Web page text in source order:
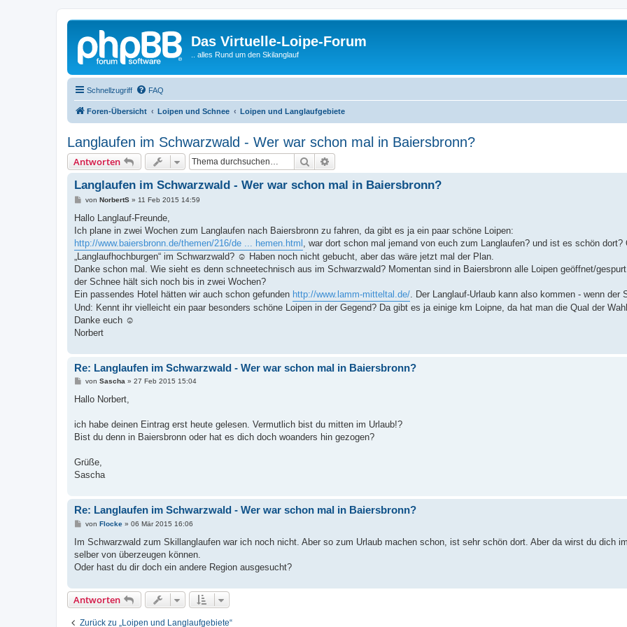
Das Virtuelle-Loipe-Forum
.. alles Rund um den Skilanglauf
Schnellzugriff FAQ
Foren-Übersicht Loipen und Schnee Loipen und Langlaufgebiete
Langlaufen im Schwarzwald - Wer war schon mal in Baiersbronn?
Antworten Suche
Langlaufen im Schwarzwald - Wer war schon mal in Baiersbronn?
B
i
r
a
g
von NorbertS» 11 Feb 2015 14:59
Hallo Langlauf-Freunde,
Ich plane in zwei Wochen zum Langlaufen nach Baiersbronn zu fahren, da gibt es ja ein paar schöne Loipen:
http://www.baiersbronn.de/themen/216/de ... hemen.html , war dort schon mal jemand von euch zum Langlaufen? und ist es schön
„Langlaufhochburgen“ im Schwarzwald? ☺ Haben noch nicht gebucht, aber das wäre jetzt mal der Plan.
Danke schon mal. Wie sieht es denn schneetechnisch aus im Schwarzwald? Momentan sind in Baiersbronn alle Loipen geöffnet/
der Schnee hält sich noch bis in zwei Wochen?
Ein passendes Hotel hätten wir auch schon gefunden http://www.lamm-mitteltal.de/ . Der Langlauf-Urlaub kann also kommen - wenn der
Und: Kennt ihr vielleicht ein paar besonders schöne Loipen in der Gegend? Da gibt es ja einige km Loipne, da hat man die Qual der
Danke euch ☺
Norbert
Re: Langlaufen im Schwarzwald - Wer war schon mal in Baiersbronn?
B
i
a
von Sascha » 27 Feb 2015 15:04
Hallo Norbert,
ich habe deinen Eintrag erst heute gelesen. Vermutlich bist du mitten im Urlaub!?
Bist du denn in Baiersbronn oder hat es dich doch woanders hin gezogen?
Grüße,
Sascha
Re: Langlaufen im Schwarzwald - Wer war schon mal in Baiersbronn?
B
i
r
a
von Flocke» 06 Mär 2015 16:06
Im Schwarzwald zum Skillanglaufen war ich noch nicht. Aber so zum Urlaub machen schon, ist sehr schön dort. Aber da wirst du dich
selber von überzeugen können.
Oder hast du dir doch ein andere Region ausgesucht?
Antworten
Zurück zu „Loipen und Langlaufgebiete“